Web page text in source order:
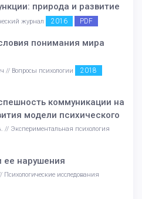
природа и развитие
журнал 2016 PDF
понимания мира
// Вопросы психологии
2018
коммуникации на
модели психического
// Экспериментальная психология
ее нарушения
исследования